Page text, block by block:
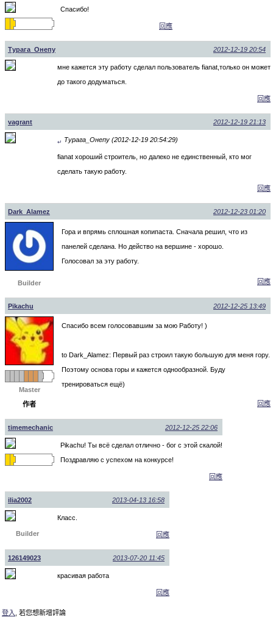
Спасибо!
回應
Турага_Онепу 2012-12-19 20:54
мне кажется эту работу сделал пользователь fianat,только он может
до такого додуматься.
回應
vagrant 2012-12-19 21:13
↵ Турага_Онепу (2012-12-19 20:54:29)
fianat хороший строитель, но далеко не единственный, кто мог
сделать такую работу.
回應
Dark_Alamez 2012-12-23 01:20
Builder
Гора и впрямь сплошная копипаста. Сначала решил, что из
панелей сделана. Но действо на вершине - хорошо.
Голосовал за эту работу.
回應
Pikachu 2012-12-25 13:49
Master
作者
Спасибо всем голосовавшим за мою Работу! )
to Dark_Alamez: Первый раз строил такую большую для меня гору.
Поэтому основа горы и кажется однообразной. Буду
тренироваться ещё)
回應
timemechanic 2012-12-25 22:06
Pikachu! Ты всё сделал отлично - бог с этой скалой!
Поздравляю с успехом на конкурсе!
回應
ilia2002 2013-04-13 16:58
Builder
Класс.
回應
126149023 2013-07-20 11:45
красивая работа
回應
登入 , 若您想新增評論